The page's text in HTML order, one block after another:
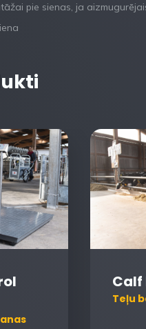
pie sienas, ja
Calf
Teļu